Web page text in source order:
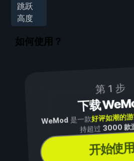
跳跃
高度
如何使用？
第 1 步
下载
WeMod是一款好评如潮的
持超过3000 款
开始使用